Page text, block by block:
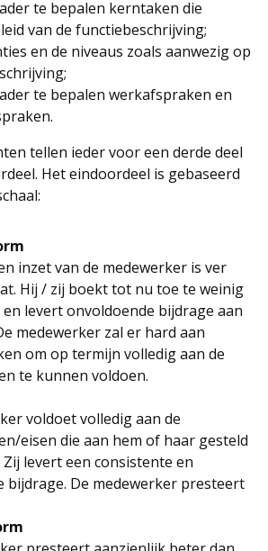
te bepalen kerntaken die
van de functiebeschrijving;
en de niveaus zoals aanwezig op
te bepalen werkafspraken en
tellen ieder voor een derde deel
Het eindoordeel is gebaseerd
inzet van de medewerker is ver
Hij / zij boekt tot nu toe te weinig
levert onvoldoende bijdrage aan
medewerker zal er hard aan
om op termijn volledig aan de
te kunnen voldoen.
voldoet volledig aan de
eisen die aan hem of haar gesteld
levert een consistente en
bijdrage. De medewerker presteert